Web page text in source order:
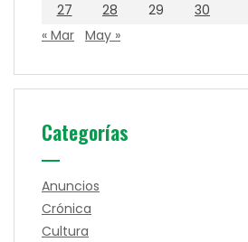
27
28 29
30
« Mar May »
Categorías
Anuncios
Crónica
Cultura